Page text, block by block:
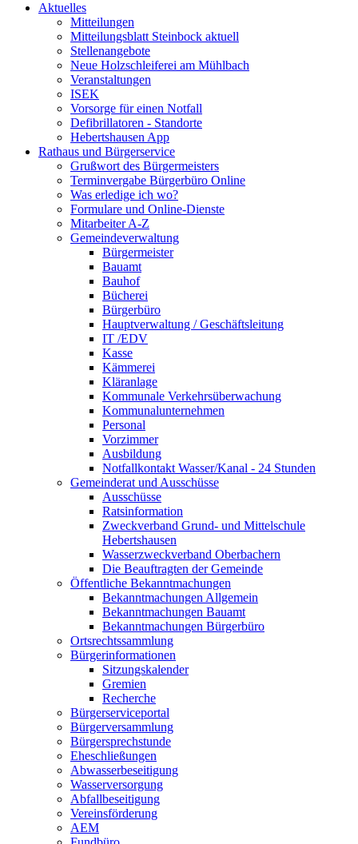
Aktuelles
Mitteilungen
Mitteilungsblatt Steinbock aktuell
Stellenangebote
Neue Holzschleiferei am Mühlbach
Veranstaltungen
ISEK
Vorsorge für einen Notfall
Defibrillatoren - Standorte
Hebertshausen App
Rathaus und Bürgerservice
Grußwort des Bürgermeisters
Terminvergabe Bürgerbüro Online
Was erledige ich wo?
Formulare und Online-Dienste
Mitarbeiter A-Z
Gemeindeverwaltung
Bürgermeister
Bauamt
Bauhof
Bücherei
Bürgerbüro
Hauptverwaltung / Geschäftsleitung
IT /EDV
Kasse
Kämmerei
Kläranlage
Kommunale Verkehrsüberwachung
Kommunalunternehmen
Personal
Vorzimmer
Ausbildung
Notfallkontakt Wasser/Kanal - 24 Stunden
Gemeinderat und Ausschüsse
Ausschüsse
Ratsinformation
Zweckverband Grund- und Mittelschule
Hebertshausen
Wasserzweckverband Oberbachern
Die Beauftragten der Gemeinde
Öffentliche Bekanntmachungen
Bekanntmachungen Allgemein
Bekanntmachungen Bauamt
Bekanntmachungen Bürgerbüro
Ortsrechtssammlung
Bürgerinformationen
Sitzungskalender
Gremien
Recherche
Bürgerserviceportal
Bürgerversammlung
Bürgersprechstunde
Eheschließungen
Abwasserbeseitigung
Wasserversorgung
Abfallbeseitigung
Vereinsförderung
AEM